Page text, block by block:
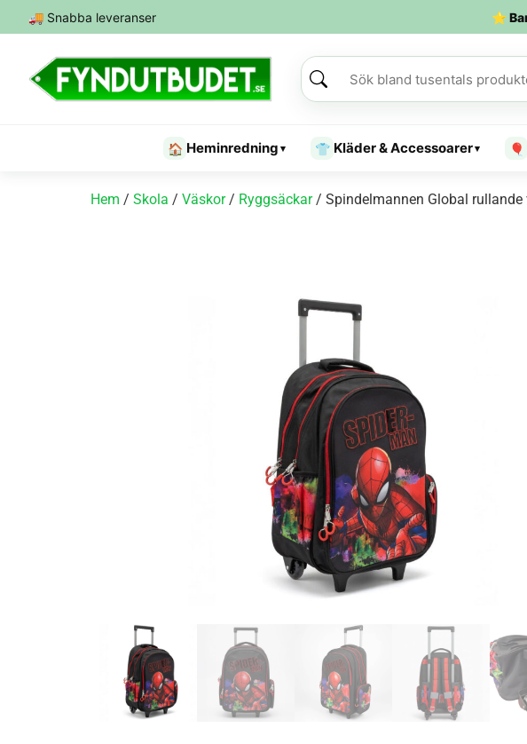
🚚 Snabba leveranser ⭐
🏠 Heminredning ▾ 👕 Kläder & Accessoarer▾ 🎈
Hem / Skola / Väskor/ Ryggsäckar/ Spindelmannen Global rullande